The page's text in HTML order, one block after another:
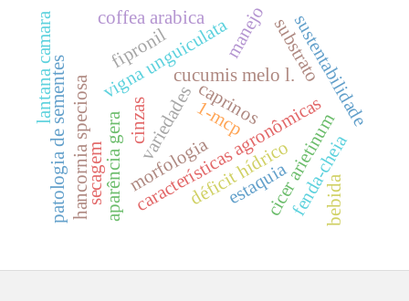
caprinos
características agronômicas
vigna unguiculata sustentabilidade
coffea arabica
aparência gera 1-mcp
hancornia speciosa morfologiadéficit hídrico
cucumis melo l.
variedades
fipronil
patologia de sementes cicer arietinum
lantana camara
fenda-cheia
manejo
secagem
cinzas
substrato
estaquia bebida